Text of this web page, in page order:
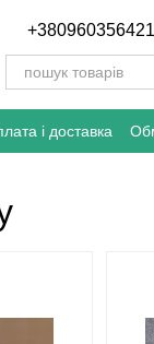
+380960356421
і доставка
магазин
Блог